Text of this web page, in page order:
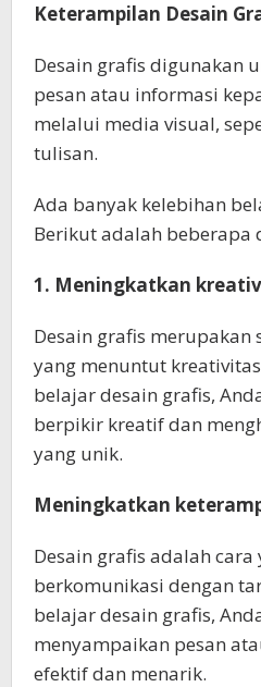
Keterampilan Desain
Desain grafis digunakan
pesan atau informasi
melalui media visual,
tulisan.
Ada banyak kelebihan
Berikut adalah beberapa
1. Meningkatkan
Desain grafis merupakan
yang menuntut
belajar desain grafis,
berpikir kreatif dan
yang unik.
Meningkatkan
Desain grafis adalah
berkomunikasi dengan
belajar desain grafis,
menyampaikan pesan
efektif dan menarik.